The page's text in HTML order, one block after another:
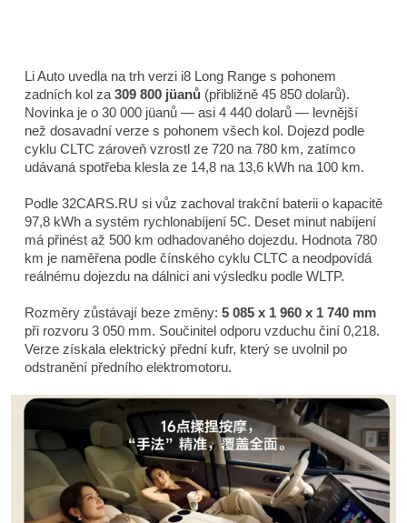
Li Auto uvedla na trh verzi i8 Long Range s pohonem
zadních kol za 309 800 jüanů (přibližně 45 850 dolarů).
Novinka je o 30 000 jüanů — asi 4 440 dolarů — levnější
než dosavadní verze s pohonem všech kol. Dojezd podle
cyklu CLTC zároveň vzrostl ze 720 na 780 km, zatímco
udávaná spotřeba klesla ze 14,8 na 13,6 kWh na 100 km.
Podle 32CARS.RU si vůz zachoval trakční baterii o kapacitě
97,8 kWh a systém rychlonabíjení 5C. Deset minut nabíjení
má přinést až 500 km odhadovaného dojezdu. Hodnota 780
km je naměřena podle čínského cyklu CLTC a neodpovídá
reálnému dojezdu na dálnici ani výsledku podle WLTP.
Rozměry zůstávají beze změny: 5 085 x 1 960 x 1 740 mm
při rozvoru 3 050 mm. Součinitel odporu vzduchu činí 0,218.
Verze získala elektrický přední kufr, který se uvolnil po
odstranění předního elektromotoru.